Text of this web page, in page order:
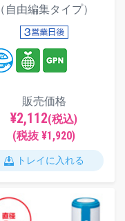
（自由編集タイプ）
販売価格
¥2,112(税込)
(税抜 ¥1,920)
トレイに入れる